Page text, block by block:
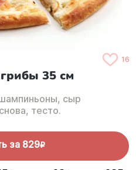
16
35 см
сыр
тесто.
за 829R